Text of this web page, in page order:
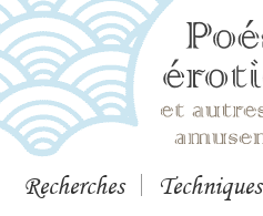
Recherches Techniques